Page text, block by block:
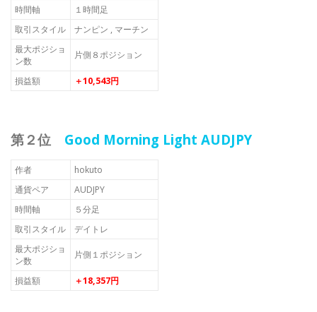
時間軸
１時間足
取引スタイル
ナンピン , マーチン
最大ポジショ
ン数
片側８ポジション
損益額 ＋10,543円
第２位 Good Morning Light AUDJPY
作者
hokuto
通貨ペア
AUDJPY
時間軸
５分足
取引スタイル
デイトレ
最大ポジショ
ン数
片側１ポジション
損益額 ＋18,357円